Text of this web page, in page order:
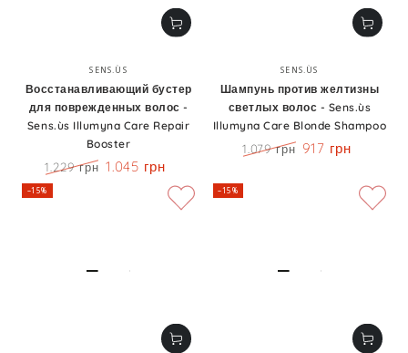
Бренд:
SENS.ÙS
Восстанавливающий бустер
для поврежденных волос -
Sens.ùs Illumyna Care Repair
Booster
Цена
1.229 грн 1.045 грн
Бренд:
SENS.ÙS
Шампунь против желтизны
светлых волос - Sens.ùs
Illumyna Care Blonde Shampoo
1.079 грн 917 грн
–15% –15%